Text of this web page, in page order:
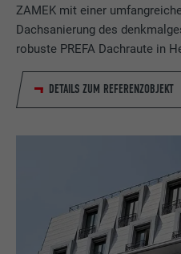
ZAMEK mit einer
Dachsanierung des
robuste PREFA Dachraute in
DETAILS ZUM REFERENZOBJEKT